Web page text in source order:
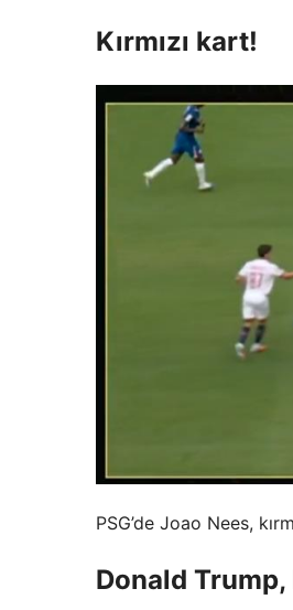
Kırmızı kart!
PSG’de Joao Nees,
Donald